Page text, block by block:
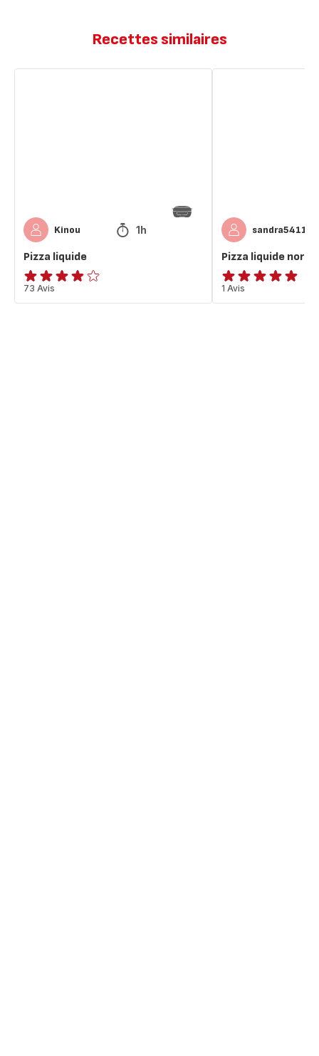
Recettes similaires
Kinou 1h
Pizza liquide
ratings.3.8
73 Avis
sandra54110
Pizza liquide
Avis
5
1 Avis